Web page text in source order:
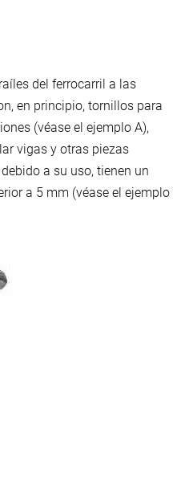
del ferrocarril a las
en principio, tornillos para
(véase el ejemplo A),
vigas y otras piezas
a su uso, tienen un
a 5 mm (véase el ejemplo